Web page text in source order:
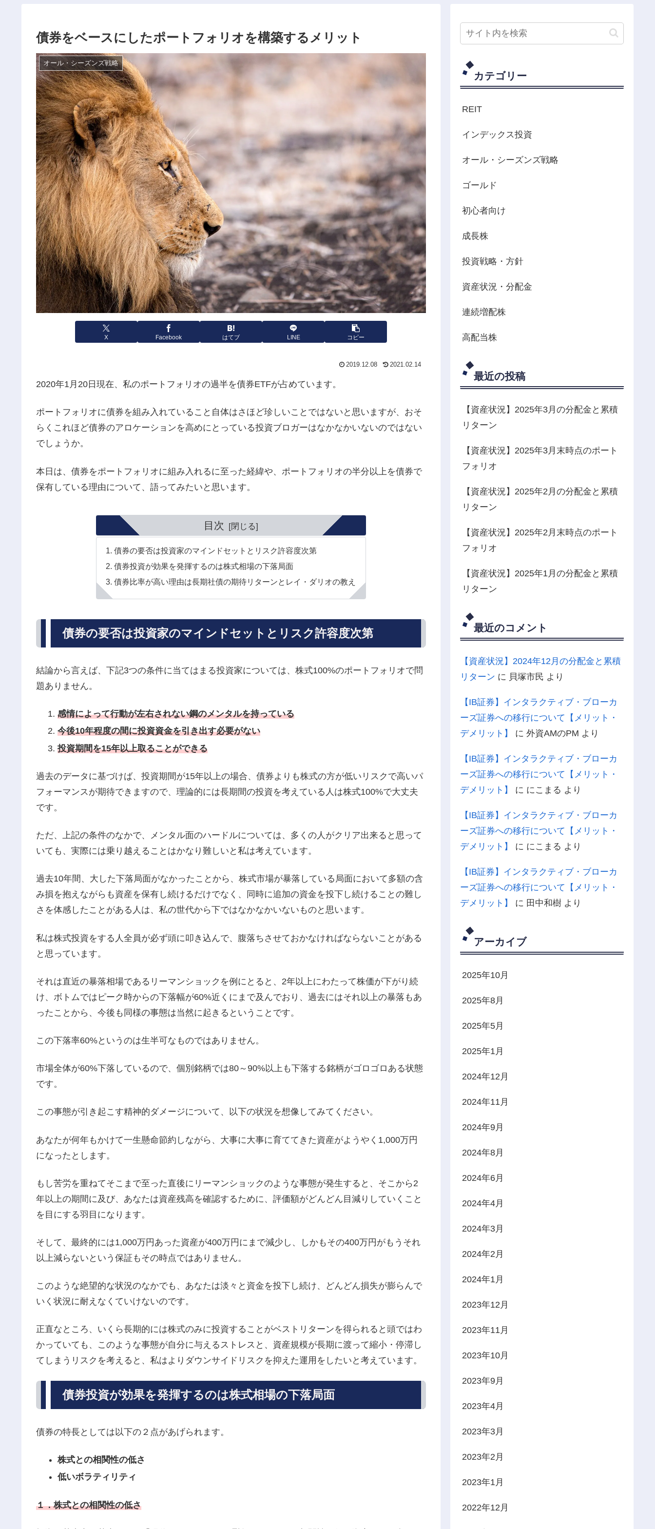
債券をベースにしたポートフォリオを構築するメリット
オール・シーズンズ戦略
X Facebook はてブ LINE コピー
2019.12.08 2021.02.14
2020年1月20日現在、私のポートフォリオの過半を債券ETFが占めています。
ポートフォリオに債券を組み入れていること自体はさほど珍しいことではないと思いますが、おそ
らくこれほど債券のアロケーションを高めにとっている投資ブロガーはなかなかいないのではない
でしょうか。
本日は、債券をポートフォリオに組み入れるに至った経緯や、ポートフォリオの半分以上を債券で
保有している理由について、語ってみたいと思います。
目次
債券の要否は投資家のマインドセットとリスク許容度次第
債券投資が効果を発揮するのは株式相場の下落局面
債券比率が高い理由は長期社債の期待リターンとレイ・ダリオの教え
債券の要否は投資家のマインドセットとリスク許容度次第
結論から言えば、下記3つの条件に当てはまる投資家については、株式100%のポートフォリオで問
題ありません。
感情によって行動が左右されない鋼のメンタルを持っている
今後10年程度の間に投資資金を引き出す必要がない
投資期間を15年以上取ることができる
過去のデータに基づけば、投資期間が15年以上の場合、債券よりも株式の方が低いリスクで高いパ
フォーマンスが期待できますので、理論的には長期間の投資を考えている人は株式100%で大丈夫
です。
ただ、上記の条件のなかで、メンタル面のハードルについては、多くの人がクリア出来ると思って
いても、実際には乗り越えることはかなり難しいと私は考えています。
過去10年間、大した下落局面がなかったことから、株式市場が暴落している局面において多額の含
み損を抱えながらも資産を保有し続けるだけでなく、同時に追加の資金を投下し続けることの難し
さを体感したことがある人は、私の世代から下ではなかなかいないものと思います。
私は株式投資をする人全員が必ず頭に叩き込んで、腹落ちさせておかなければならないことがある
と思っています。
それは直近の暴落相場であるリーマンショックを例にとると、2年以上にわたって株価が下がり続
け、ボトムではピーク時からの下落幅が60%近くにまで及んでおり、過去にはそれ以上の暴落もあ
ったことから、今後も同様の事態は当然に起きるということです。
この下落率60%というのは生半可なものではありません。
市場全体が60%下落しているので、個別銘柄では80～90%以上も下落する銘柄がゴロゴロある状態
です。
この事態が引き起こす精神的ダメージについて、以下の状況を想像してみてください。
あなたが何年もかけて一生懸命節約しながら、大事に大事に育ててきた資産がようやく1,000万円
になったとします。
もし苦労を重ねてそこまで至った直後にリーマンショックのような事態が発生すると、そこから2
年以上の期間に及び、あなたは資産残高を確認するために、評価額がどんどん目減りしていくこと
を目にする羽目になります。
そして、最終的には1,000万円あった資産が400万円にまで減少し、しかもその400万円がもうそれ
以上減らないという保証もその時点ではありません。
このような絶望的な状況のなかでも、あなたは淡々と資金を投下し続け、どんどん損失が膨らんで
いく状況に耐えなくていけないのです。
正直なところ、いくら長期的には株式のみに投資することがベストリターンを得られると頭ではわ
かっていても、このような事態が自分に与えるストレスと、資産規模が長期に渡って縮小・停滞し
てしまうリスクを考えると、私はよりダウンサイドリスクを抑えた運用をしたいと考えています。
債券投資が効果を発揮するのは株式相場の下落局面
債券の特長としては以下の２点があげられます。
株式との相関性の低さ
低いボラティリティ
１．株式との相関性の低さ
カテゴリー
REIT
インデックス投資
オール・シーズンズ戦略
ゴールド
初心者向け
成長株
投資戦略・方針
資産状況・分配金
連続増配株
高配当株
最近の投稿
【資産状況】2025年3月の分配金と累積
リターン
【資産状況】2025年3月末時点のポート
フォリオ
【資産状況】2025年2月の分配金と累積
リターン
【資産状況】2025年2月末時点のポート
フォリオ
【資産状況】2025年1月の分配金と累積
リターン
最近のコメント
【資産状況】2024年12月の分配金と累積
リターン に 貝塚市民 より
【IB証券】インタラクティブ・ブローカ
ーズ証券への移行について【メリット・
デメリット】
に 外資AMのPM より
【IB証券】インタラクティブ・ブローカ
ーズ証券への移行について【メリット・
デメリット】
に にこまる より
【IB証券】インタラクティブ・ブローカ
ーズ証券への移行について【メリット・
デメリット】
に にこまる より
【IB証券】インタラクティブ・ブローカ
ーズ証券への移行について【メリット・
デメリット】
に 田中和樹 より
アーカイブ
2025年10月
2025年8月
2025年5月
2025年1月
2024年12月
2024年11月
2024年9月
2024年8月
2024年6月
2024年4月
2024年3月
2024年2月
2024年1月
2023年12月
2023年11月
2023年10月
2023年9月
2023年4月
2023年3月
2023年2月
2023年1月
2022年12月